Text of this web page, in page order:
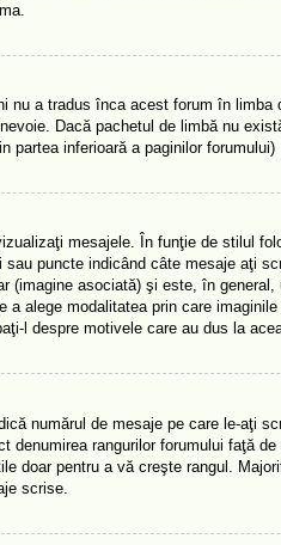
nu a tradus înca acest forum în
Dacă pachetul de limbă nu
partea inferioară a paginilor forumului)
mesajele. În funţie de stilul
puncte indicând câte mesaje aţi
asociată) şi este, în
alege modalitatea prin care
l despre motivele care au dus la
numărul de mesaje pe care le-aţi
denumirea rangurilor forumului faţă
doar pentru a vă creşte rangul.
scrise.